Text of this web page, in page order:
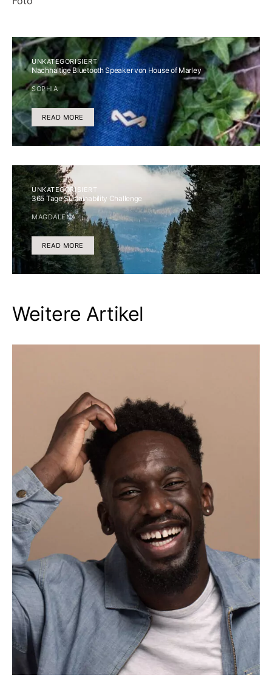
UNKATEGORISIERT
Nachhaltige Bluetooth Speaker von House of Marley
SOPHIA
READ MORE
UNKATEGORISIERT
365 Tage Sustainability Challenge
MAGDALENA
READ MORE
Weitere Artikel